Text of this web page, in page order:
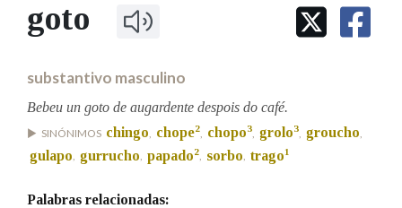
IDENTIDADE CORPORATIVA
MARCIAL DEL ADALID
FIGURAS HOMENAXEADAS
PRIMAVERA DAS LETRAS
PORTAL DAS PALABRAS
Facebook
TwitterYoutubeInstagram
Bluesky
BUSCAR NOS LEMAS
Remata por
Contén
goto
substantivo masculino
Bebeu un goto de augardente despois do café.
SINÓNIMOS chingo, chope2, chopo3, grolo3, groucho,
gulapo, gurrucho, papado2, sorbo, trago1
Palabras relacionadas: